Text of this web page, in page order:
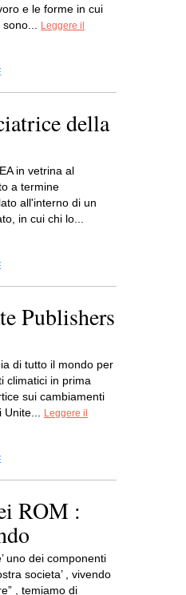
e le forme in cui
Leggere il
della
in vetrina al
a termine
all'interno di un
in cui chi lo...
Publishers
di tutto il mondo per
climatici in prima
sui cambiamenti
Leggere il
ROM :
uno dei componenti
societa’ , vivendo
, temiamo di